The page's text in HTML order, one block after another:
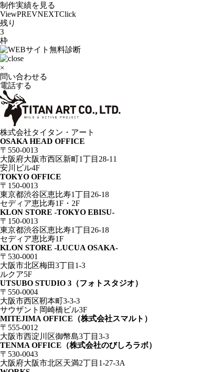
制作実績を見る
ViewPREVNEXTClick
残り
3
枠
×
問い合わせる
電話する
株式会社タイタン・アート
OSAKA HEAD OFFICE
〒550-0013
大阪府大阪市西区新町1丁目28-11
安川ビル4F
TOKYO OFFICE
〒150-0013
東京都渋谷区恵比寿1丁目26-18
セディア恵比寿1F・2F
KLON STORE -TOKYO EBISU-
〒150-0013
東京都渋谷区恵比寿1丁目26-18
セディア恵比寿1F
KLON STORE -LUCUA OSAKA-
〒530-0001
大阪市北区梅田3丁目1-3
ルクア5F
UTSUBO STUDIO 3（フォトスタジオ）
〒550-0004
大阪市西区靭本町3-3-3
サウザント岡崎橋ビル3F
MITEJIMA OFFICE（株式会社スマルト）
〒555-0012
大阪市西淀川区御幣島3丁目3-3
TENMA OFFICE（株式会社のびしろラボ）
〒530-0043
大阪府大阪市北区天満2丁目1-27-3A